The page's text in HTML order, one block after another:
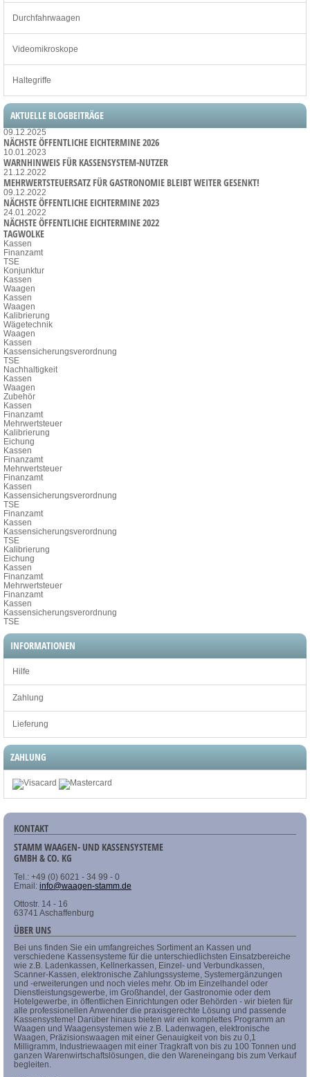
Durchfahrwaagen
Videomikroskope
Haltegriffe
AKTUELLE BLOGBEITRÄGE
09.12.2025
NÄCHSTE ÖFFENTLICHE EICHTERMINE 2026
10.01.2023
WARNHINWEIS FÜR KASSENSYSTEM-NUTZER
21.12.2022
MEHRWERTSTEUERSATZ FÜR GASTRONOMIE BLEIBT WEITER GESENKT!
09.12.2022
NÄCHSTE ÖFFENTLICHE EICHTERMINE 2023
24.01.2022
NÄCHSTE ÖFFENTLICHE EICHTERMINE 2022
TAGWOLKE
Kassen
Finanzamt
TSE
Konjunktur
Kassen
Waagen
Kassen
Waagen
Kalibrierung
Wägetechnik
Waagen
Kassen
Kassensicherungsverordnung
TSE
Nachhaltigkeit
Kassen
Waagen
Zubehör
Kassen
Finanzamt
Mehrwertsteuer
Kalibrierung
Eichung
Kassen
Finanzamt
Mehrwertsteuer
Finanzamt
Kassen
Kassensicherungsverordnung
TSE
Finanzamt
Kassen
Kassensicherungsverordnung
TSE
Kalibrierung
Eichung
Kassen
Finanzamt
Mehrwertsteuer
Finanzamt
Kassen
Kassensicherungsverordnung
TSE
INFORMATIONEN
Hilfe
Zahlung
Lieferung
ZAHLUNG
KONTAKT
STAMM WAAGEN- UND KASSENSYSTEME
GMBH & CO. KG
Tel.: +49 (0) 6021 - 34 99 - 0
Email: info@waagen-stamm.de
Ottostr. 14 - 16
63741 Aschaffenburg
ÜBER UNS
Bei uns finden Sie ein umfangreiches Sortiment an Kassen und
verschiedene Kassensysteme für die unterschiedlichsten Einsatzbereiche
wie z.B. Ladenkassen, Kellnerkassen, Einzel- und Verbundkassen,
Scanner-Kassen, elektronische Zahlungssysteme, Systemergänzungen
und -erweiterungen und noch vieles mehr. Ob im Einzelhandel oder
Dienstleistungsgewerbe, im Großhandel, der Gastronomie oder dem
Hotelgewerbe, in öffentlichen Einrichtungen oder Behörden - wir bieten für
alle professionellen Anwender die praxisgerechte Lösung und passende
Kassensysteme! Darüber hinaus bieten wir ein komplettes Programm an
Waagen und Waagensystemen wie z.B. Ladenwagen, elektronische
Waagen, Präzisionswaagen mit einer Genauigkeit von bis zu 0,1
Milligramm, Industriewaagen mit einer Tragkraft von bis zu 100 Tonnen und
ganzen Warenwirtschaftslösungen, die den Wareneingang bis zum Verkauf
begleiten.